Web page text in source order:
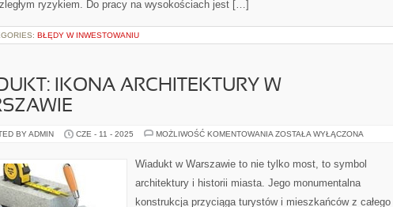
ryzykiem. Do pracy na wysokościach jest […]
BŁĘDY W INWESTOWANIU
IKONA ARCHITEKTURY W
BY ADMIN CZE - 11 - 2025 MOŻLIWOŚĆ KOMENTOWANIA WIADUKT:
W
WARSZAWIE
ZOSTAŁA WYŁĄCZONA
Wiadukt w Warszawie to nie tylko most, to symbol
architektury i historii miasta. Jego monumentalna
konstrukcja przyciąga turystów i mieszkańców z całego